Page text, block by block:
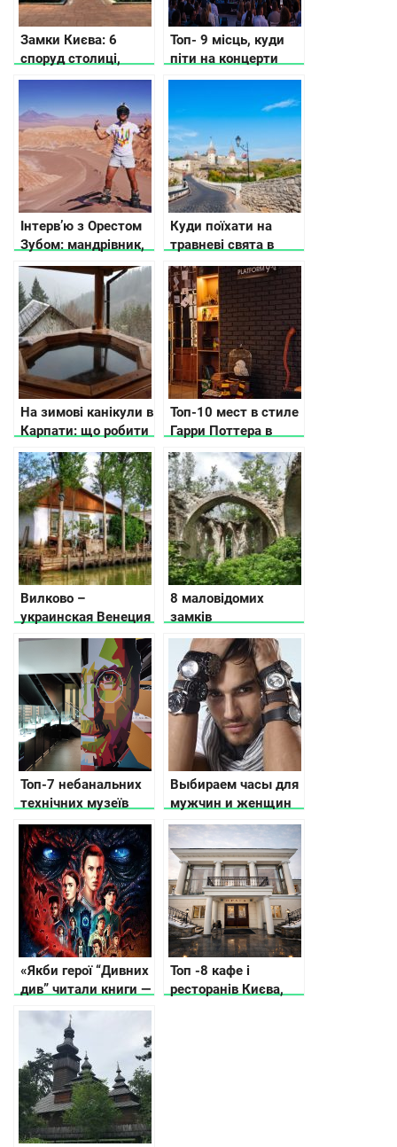
Замки Києва: 6
споруд столиці,
історії яких ви не
знали
Топ- 9 місць, куди
піти на концерти
просто неба в Києві
Інтерв’ю з Орестом
Зубом: мандрівник,
блогер та онлайн-
підприємець
Куди поїхати на
травневі свята в
Україні
На зимові канікули в
Карпати: що робити
Топ-10 мест в стиле
Гарри Поттера в
Киеве
Вилково –
украинская Венеция
в Одесской области
8 маловідомих
замків
Тернопільської
області
Топ-7 небанальних
технічних музеїв
Києва
Выбираем часы для
мужчин и женщин
«Якби герої “Дивних
див” читали книги —
ось що вони обрали
б (і це вас здивує)»
Топ -8 кафе і
ресторанів Києва,